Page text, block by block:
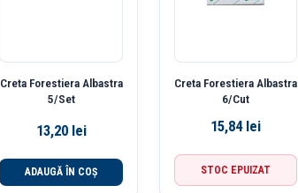
Creta Forestiera Albastra
5/Set
13,20 lei
ADAUGĂ ÎN COȘ
Creta Forestiera Albastra
6/Cut
15,84 lei
STOC EPUIZAT